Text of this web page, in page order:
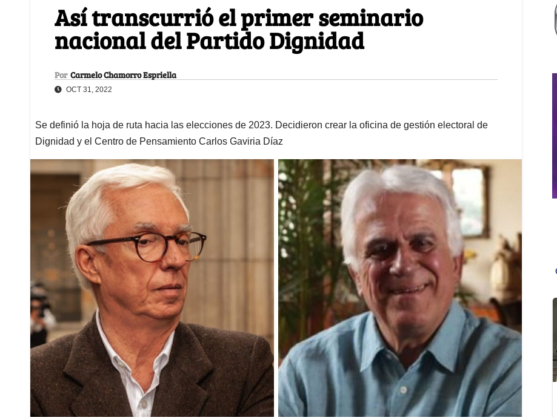
Así transcurrió el primer seminario
nacional del Partido Dignidad
Por Carmelo Chamorro Espriella
OCT 31, 2022
Se definió la hoja de ruta hacia las elecciones de 2023. Decidieron crear la oficina de gestión electoral de
Dignidad y el Centro de Pensamiento Carlos Gaviria Díaz